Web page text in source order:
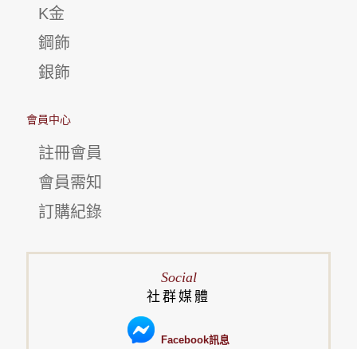
K金
鋼飾
銀飾
會員中心
註冊會員
會員需知
訂購紀錄
Social
社群媒體
Facebook訊息